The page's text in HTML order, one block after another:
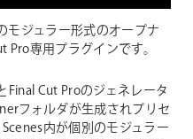
ジュラー形式のオープナ
Pro専用プラグインです。
Cut Proのジェネレータ
フォルダが生成されプリセ
内が個別のモジュラー